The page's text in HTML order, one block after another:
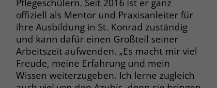
Pflegeschülern. Seit 2016 ist er ganz
offiziell als Mentor und Praxisanleiter für
ihre Ausbildung in St. Konrad zuständig
und kann dafür einen Großteil seiner
Arbeitszeit aufwenden. „Es macht mir viel
Freude, meine Erfahrung und mein
Wissen weiterzugeben. Ich lerne zugleich